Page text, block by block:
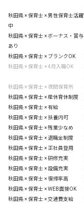
秋田県 × 保育士 × 男性保育士活躍
中
秋田県 × 保育士 × ボーナス・賞与
あり
秋田県 × 保育士 × ブランクOK
秋田県 × 保育士 × 4月入職OK
秋田県 × 保育士 × 夜間保育所
秋田県 × 保育士 × 産休育休制度
秋田県 × 保育士 × 有給
秋田県 × 保育士 × 扶養内可
秋田県 × 保育士 × 残業少なめ
秋田県 × 保育士 × 退職金制度
秋田県 × 保育士 × 正社員登用
秋田県 × 保育士 × 研修充実
秋田県 × 保育士 × 設備充実
秋田県 × 保育士 × 復帰率高
秋田県 × 保育士 × WEB面接OK
秋田県 × 保育士 × 交通費支給